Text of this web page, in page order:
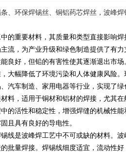
、环保焊锡丝、铜铝药芯焊丝，波峰
的重要材料，其质量和类型直接影响
流，为产业升级和绿色制造提供了有力
良好，但铅的有害性使其逐渐退出市
大幅降低了环境污染和人体健康风险
汽车制造、家用电器等行业，实现了绿
料，适用于铜材和铝材的焊接，尤其
的活性和稳定性，增强焊缝的机械性
且具有良好的导电性。
线是波峰焊工艺中不可或缺的材料。
批量焊接。焊锡线细度适宜，流动性
白云影视：引领影视娱乐新
锋力量